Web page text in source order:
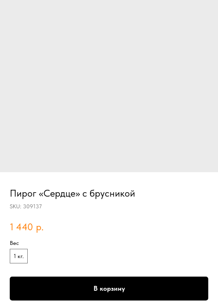
Пирог «Сердце» с брусникой
SKU: 309137
1 440 р.
Вес
1 кг.
В корзину